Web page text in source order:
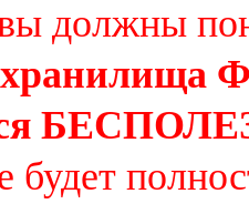
должны
будет